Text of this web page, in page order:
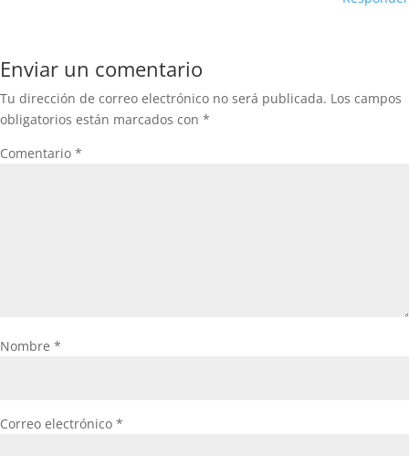
Enviar un comentario
Tu dirección de correo electrónico no será publicada. Los campos
obligatorios están marcados con *
Comentario *
Nombre *
Correo electrónico *